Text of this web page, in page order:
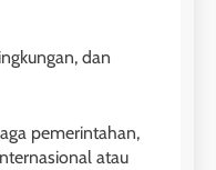
Kursus IELTS
dan
pemerintahan,
atau